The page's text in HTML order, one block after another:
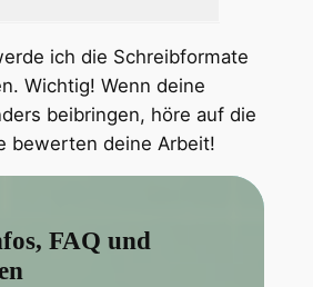
ich die Schreibformate
Wichtig! Wenn deine
beibringen, höre auf die
bewerten deine Arbeit!
FAQ und